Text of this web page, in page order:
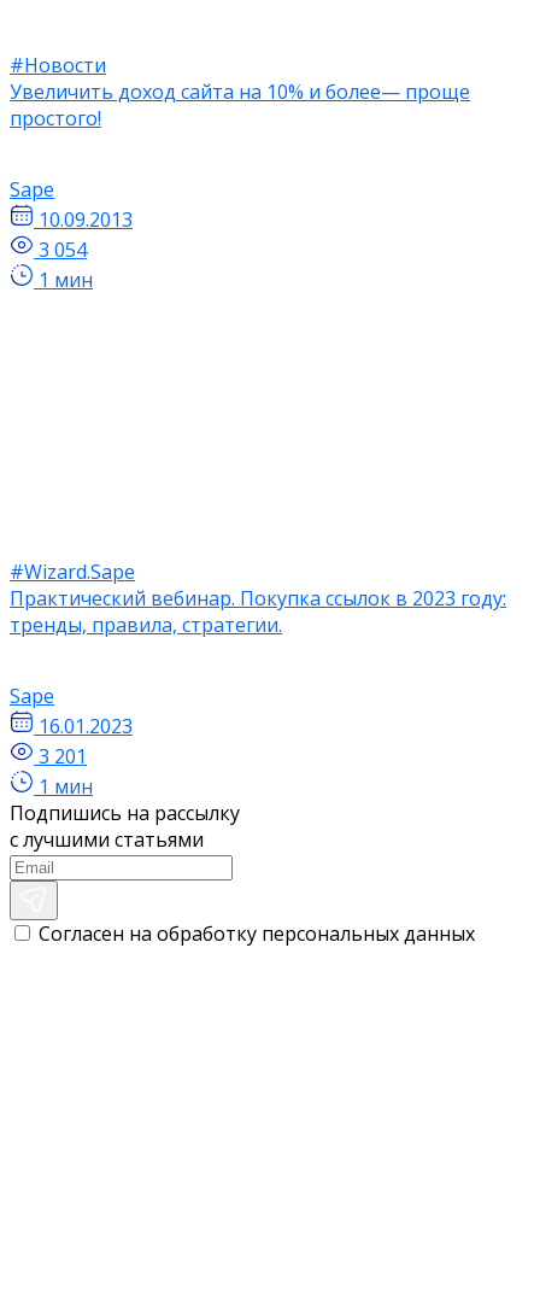
#Новости
Увеличить доход сайта на 10% и более— проще
простого!
Sape
10.09.2013
3 054
1 мин
#Wizard.Sape
Практический вебинар. Покупка ссылок в 2023 году:
тренды, правила, стратегии.
Sape
16.01.2023
3 201
1 мин
Подпишись на рассылку
с лучшими статьями
Согласен на обработку персональных данных